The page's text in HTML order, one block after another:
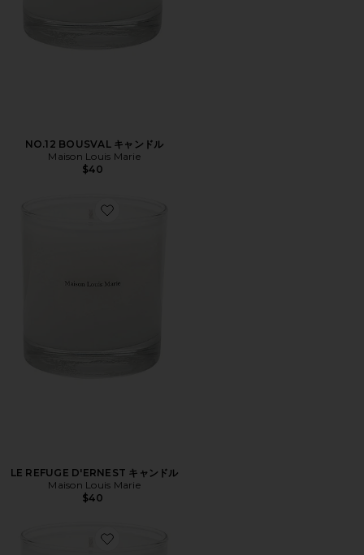
NO.12 BOUSVAL キャンドル
Maison Louis Marie
$40
Favorite LE REFUGE D'ERNEST キャンドル
LE REFUGE D'ERNEST キャンドル
Maison Louis Marie
$40
Favorite NO.09 VALLE DE FARNEY キャンドル